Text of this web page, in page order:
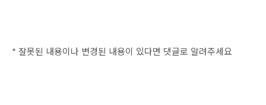
* 잘못된 내용이나 변경된 내용이 있다면 댓글로 알려주세요